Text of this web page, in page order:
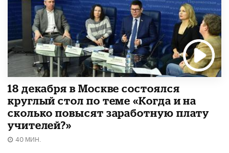
18 декабря в Москве состоялся
круглый стол по теме «Когда и на
сколько повысят заработную плату
учителей?»
40 МИН.